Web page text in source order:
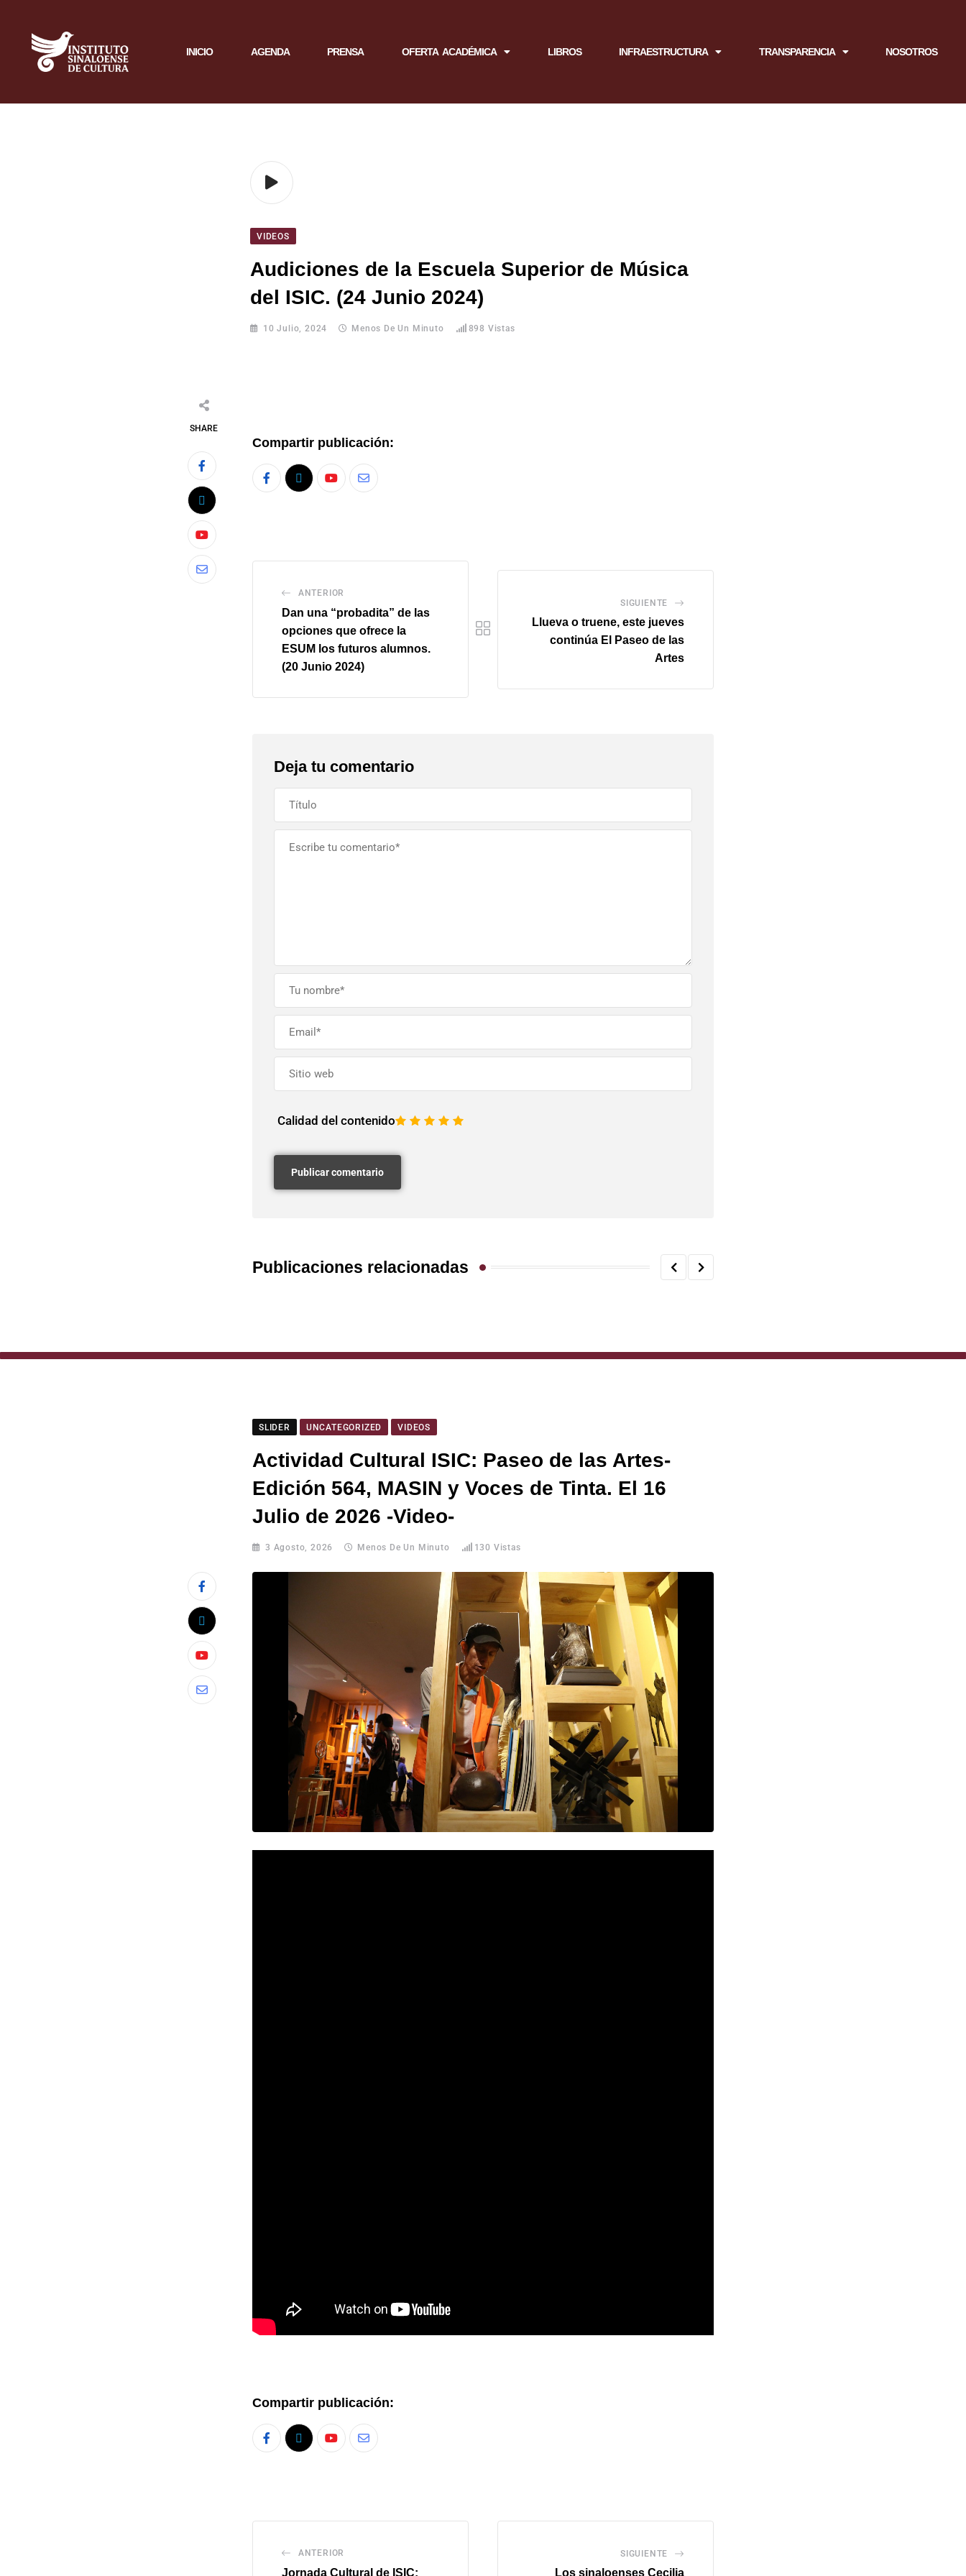
INICIO AGENDA PRENSA OFERTA ACADÉMICA LIBROS INFRAESTRUCTURA TRANSPARENCIA NOSOTROS
VIDEOS
Audiciones de la Escuela Superior de Música
del ISIC. (24 Junio 2024)
10 Julio, 2024 Menos De Un Minuto 898 Vistas
SHARE
Compartir publicación:
ANTERIOR
Dan una “probadita” de las
opciones que ofrece la
ESUM los futuros alumnos.
(20 Junio 2024)
SIGUIENTE
Llueva o truene, este jueves
continúa El Paseo de las
Artes
Deja tu comentario
Calidad del contenido 5
4
3
2
1
Publicaciones relacionadas
SLIDER UNCATEGORIZED VIDEOS
Actividad Cultural ISIC: Paseo de las Artes-
Edición 564, MASIN y Voces de Tinta. El 16
Julio de 2026 -Video-
3 Agosto, 2026 Menos De Un Minuto 130 Vistas
Compartir publicación:
ANTERIOR
Jornada Cultural de ISIC:
SIGUIENTE
Los sinaloenses Cecilia